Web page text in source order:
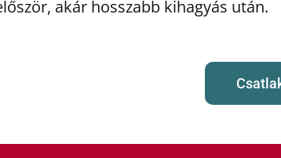
akár hosszabb kihagyás után.